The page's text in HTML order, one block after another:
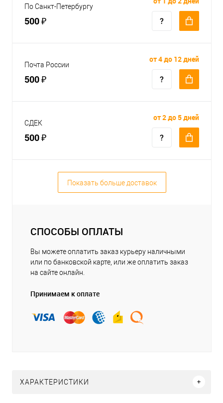
По Санкт-Петербургу
500 ₽
Почта России
500 ₽
от 4 до 12 дней
СДЕК
500 ₽
от 2 до 5 дней
Показать больше доставок
СПОСОБЫ ОПЛАТЫ
Вы можете оплатить заказ курьеру наличными
или по банковской карте, или же оплатить заказ
на сайте онлайн.
Принимаем к оплате
ХАРАКТЕРИСТИКИ